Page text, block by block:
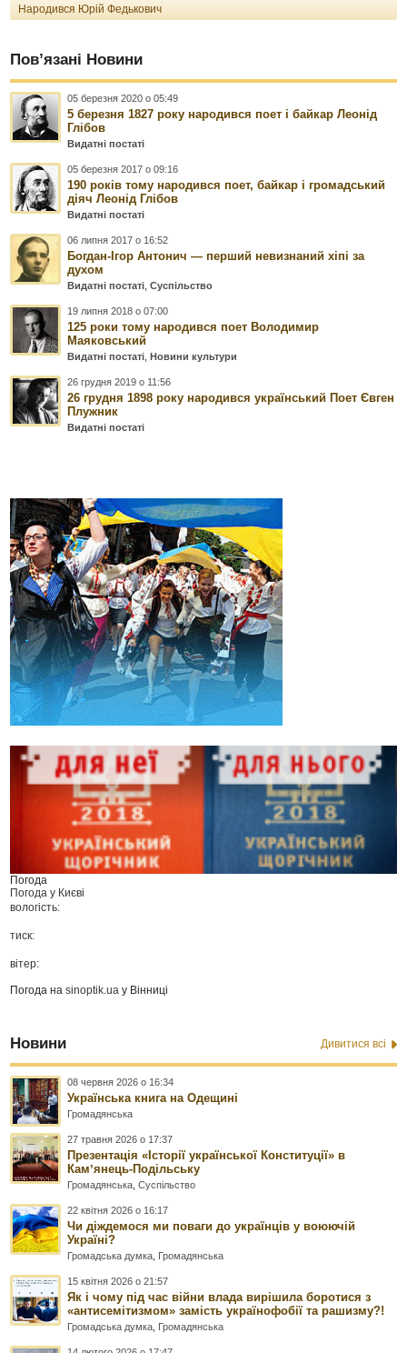
Народився Юрій Федькович
Пов’язані Новини
05 березня 2020 о 05:49
5 березня 1827 року народився поет і байкар Леонід
Глібов
Видатні постаті
05 березня 2017 о 09:16
190 років тому народився поет, байкар і громадський
діяч Леонід Глібов
Видатні постаті
06 липня 2017 о 16:52
Богдан-Ігор Антонич — перший невизнаний хіпі за
духом
Видатні постаті ,Суспільство
19 липня 2018 о 07:00
125 роки тому народився поет Володимир
Маяковський
Видатні постаті ,Новини культури
26 грудня 2019 о 11:56
26 грудня 1898 року народився український Поет Євген
Плужник
Видатні постаті
Погода
Погода у Києві
вологість:
тиск:
вітер:
Погода наsinoptik.ua у Вінниці
Новини Дивитися всі
08 червня 2026 о 16:34
Українська книга на Одещині
Громадянська
27 травня 2026 о 17:37
Презентація «Історії української Конституції» в
Камʼянець-Подільську
Громадянська ,Суспільство
22 квітня 2026 о 16:17
Чи діждемося ми поваги до українців у воюючій
Україні?
Громадська думка Громадянська
15 квітня 2026 о 21:57
Як і чому під час війни влада вирішила боротися з
«антисемітизмом» замість українофобії та рашизму?!
Громадська думка Громадянська